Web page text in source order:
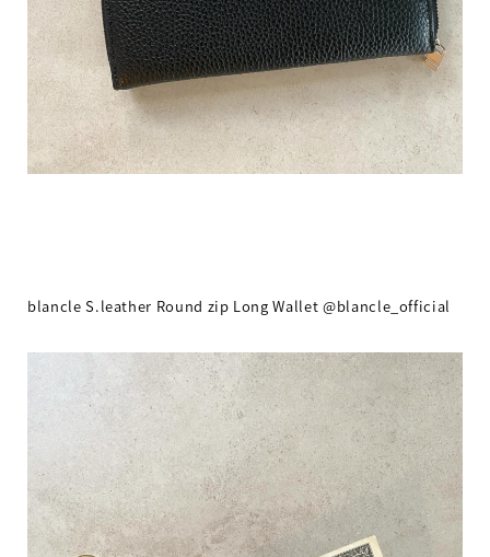
blancle S.leather Round zip Long Wallet @blancle_official